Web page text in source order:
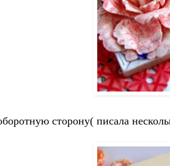
сторону( писала